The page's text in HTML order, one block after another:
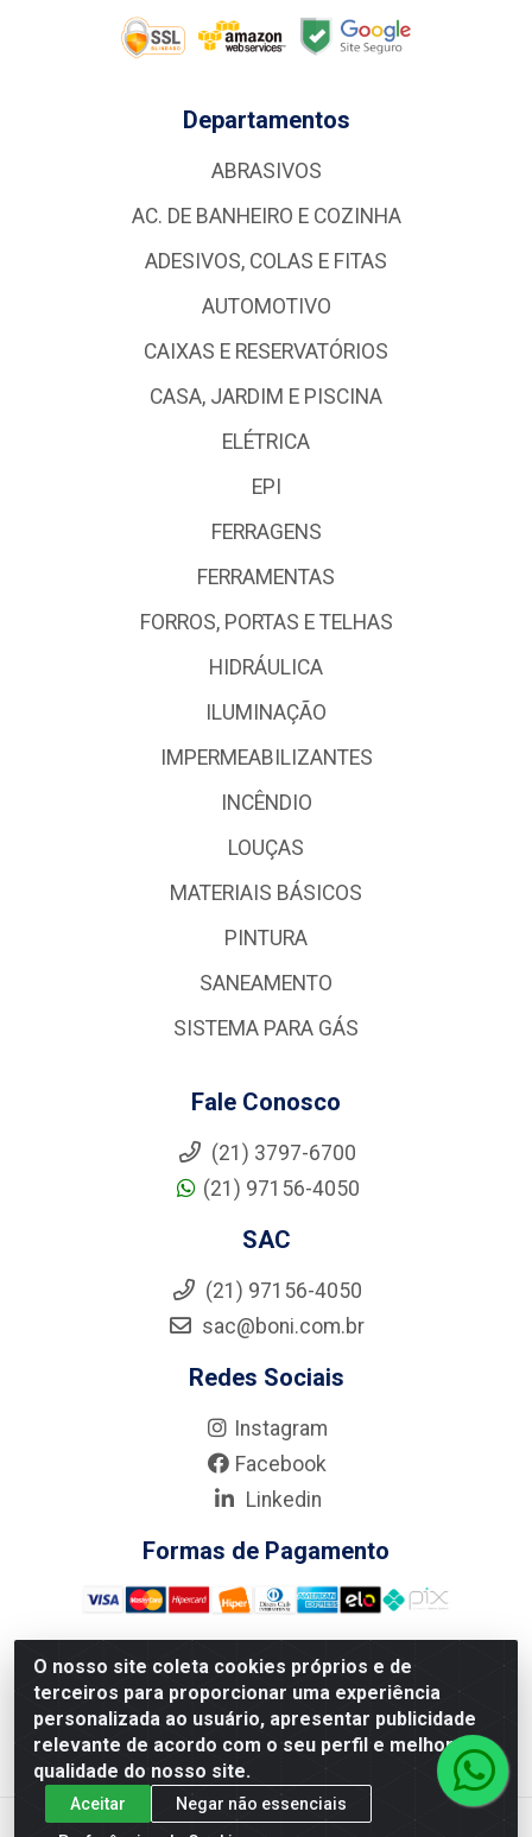
O nosso site coleta cookies próprios e de
terceiros para proporcionar uma experiência
personalizada ao usuário, apresentar publicidade
relevante de acordo com o seu perfil e melhorar a
qualidade do nosso site.
Aceitar
Negar não essenciais
Departamentos
ABRASIVOS
AC. DE BANHEIRO E COZINHA
ADESIVOS, COLAS E FITAS
AUTOMOTIVO
CAIXAS E RESERVATÓRIOS
CASA, JARDIM E PISCINA
ELÉTRICA
EPI
FERRAGENS
FERRAMENTAS
FORROS, PORTAS E TELHAS
HIDRÁULICA
ILUMINAÇÃO
IMPERMEABILIZANTES
INCÊNDIO
LOUÇAS
MATERIAIS BÁSICOS
PINTURA
SANEAMENTO
SISTEMA PARA GÁS
Fale Conosco
(21) 3797-6700
(21) 97156-4050
SAC
(21) 97156-4050
sac@boni.com.br
Redes Sociais
Instagram
Facebook
Linkedin
Formas de Pagamento
Nova Boni Distribuidora de Material de Construção LTDA - Rua
Alice Tibiriçá, 330 - Vila Da Penha, Rio de Janeiro/RJ - CEP:
21.210-110 - CNPJ: 11.003.135/0001-27